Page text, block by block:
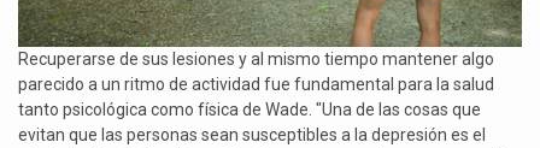
Recuperarse de sus lesiones y al mismo tiempo mantener algo
parecido a un ritmo de actividad fue fundamental para la salud
tanto psicológica como física de Wade. "Una de las cosas que
evitan que las personas sean susceptibles a la depresión es el